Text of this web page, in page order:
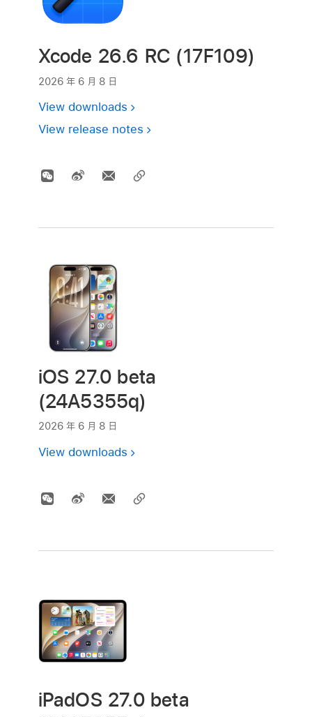
Xcode 26.6 RC (17F109)
2026 年 6 月 8 日
View downloads
View release notes
iOS 27.0 beta
(24A5355q)
2026 年 6 月 8 日
View downloads
iPadOS 27.0 beta